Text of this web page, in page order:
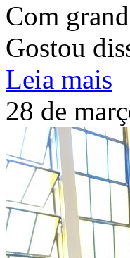
Com
Gostou
Leia mais
28 de